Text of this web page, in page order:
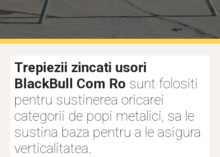
Trepiezii zincati usori
BlackBull Com Ro sunt folositi
pentru sustinerea oricarei
categorii de popi metalici, sa le
sustina baza pentru a le asigura
verticalitatea.